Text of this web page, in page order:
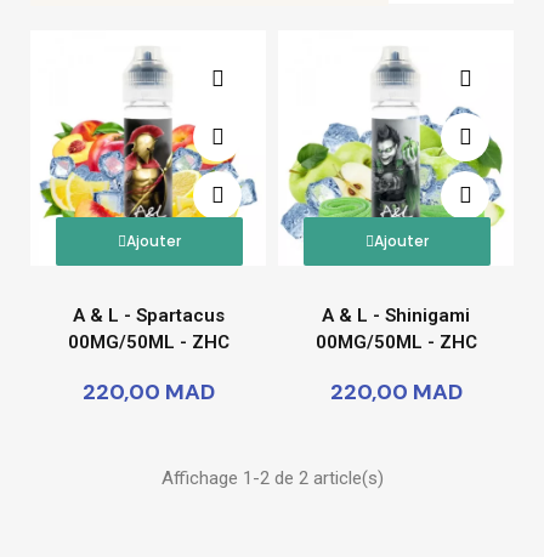
Ajouter
A & L - Spartacus
00MG/50ML - ZHC
220,00 MAD
Ajouter
A & L - Shinigami
00MG/50ML - ZHC
220,00 MAD
Affichage 1-2 de 2 article(s)